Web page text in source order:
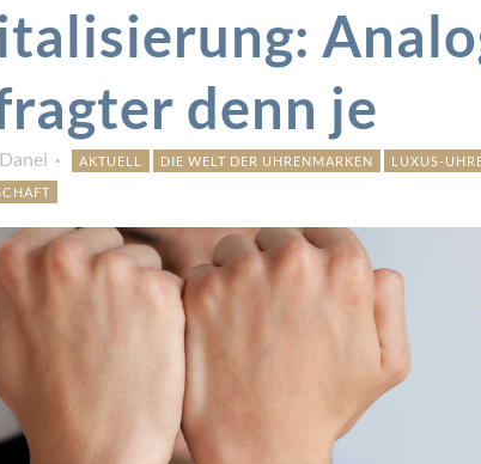
denn je
AKTUELL DIE WELT DER UHRENMARKEN
LUXUS-